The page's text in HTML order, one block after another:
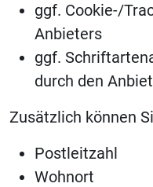
ggf. Cookie-/
Anbieters
ggf.
durch den
Zusätzlich können
Postleitzahl
Wohnort